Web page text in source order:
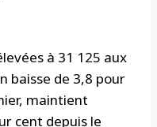
à 31 125 aux
baisse de 3,8 pour
maintient
cent depuis le